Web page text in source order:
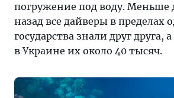
погружение под воду. Меньше
назад все дайверы в пределах
государства знали друг друга,
в Украине их около 40 тысяч.